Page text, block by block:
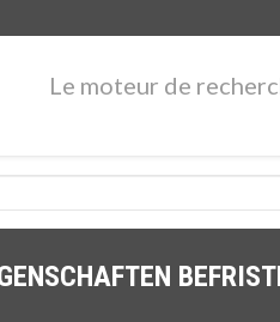
Le moteur de